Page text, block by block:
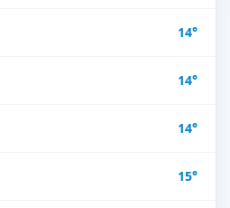
14°
14°
14°
15°